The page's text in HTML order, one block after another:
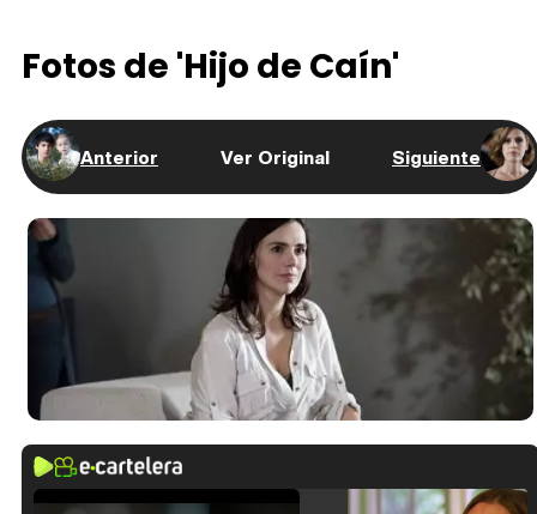
Fotos de 'Hijo de Caín'
Anterior Ver Original Siguiente